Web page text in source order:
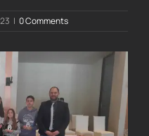
| 0 Comments